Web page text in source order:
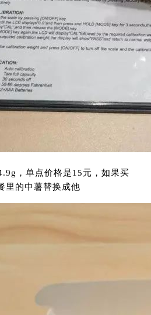
，单点价格是15元，如果买
里的中薯替换成他